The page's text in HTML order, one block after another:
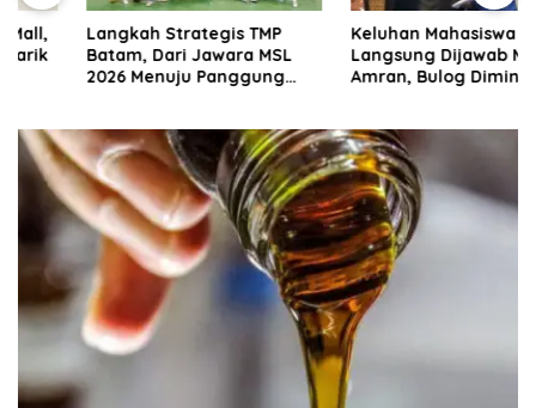
Langkah Strategis TMP
Batam, Dari Jawara MSL
2026 Menuju Panggung
Keluhan Mahasiswa Alor
Langsung Dijawab Mentan
Amran, Bulog Diminta Kirim